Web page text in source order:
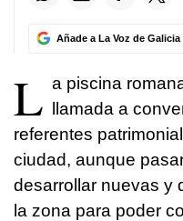
Añade a La Voz de
L a piscina
llamada a
referentes
ciudad, aunque
desarrollar nuevas y
la zona para poder